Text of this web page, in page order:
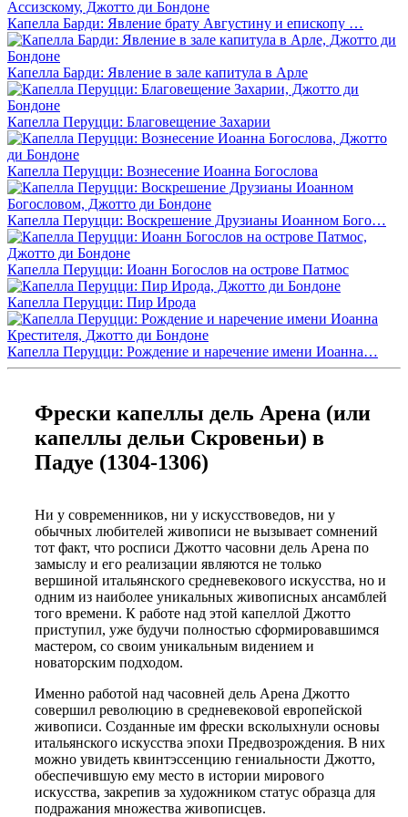
Капелла Барди: Явление брату Августину и епископу …
Капелла Барди: Явление в зале капитула в Арле
Капелла Перуцци: Благовещение Захарии
Капелла Перуцци: Вознесение Иоанна Богослова
Капелла Перуцци: Воскрешение Друзианы Иоанном Бого…
Капелла Перуцци: Иоанн Богослов на острове Патмос
Капелла Перуцци: Пир Ирода
Капелла Перуцци: Рождение и наречение имени Иоанна…
Фрески капеллы дель Арена (или
капеллы дельи Скровеньи) в
Падуе (1304-1306)
Ни у современников, ни у искусствоведов, ни у
обычных любителей живописи не вызывает сомнений
тот факт, что росписи Джотто часовни дель Арена по
замыслу и его реализации являются не только
вершиной итальянского средневекового искусства, но и
одним из наиболее уникальных живописных ансамблей
того времени. К работе над этой капеллой Джотто
приступил, уже будучи полностью сформировавшимся
мастером, со своим уникальным видением и
новаторским подходом.
Именно работой над часовней дель Арена Джотто
совершил революцию в средневековой европейской
живописи. Созданные им фрески всколыхнули основы
итальянского искусства эпохи Предвозрождения. В них
можно увидеть квинтэссенцию гениальности Джотто,
обеспечившую ему место в истории мирового
искусства, закрепив за художником статус образца для
подражания множества живописцев.